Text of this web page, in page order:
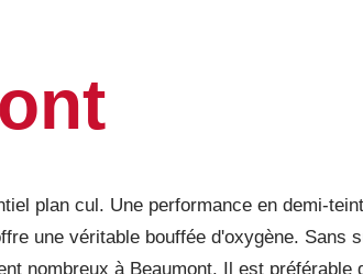
plan cul. Une performance en demi-
une véritable bouffée d'oxygène. Sans
nombreux à Beaumont. Il est préférable